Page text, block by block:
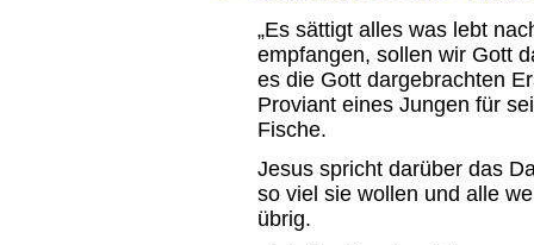
„Es sättigt alles was lebt
empfangen, sollen wir Gott
es die Gott dargebrachten
Proviant eines Jungen für
Fische.
Jesus spricht darüber das
so viel sie wollen und alle
übrig.